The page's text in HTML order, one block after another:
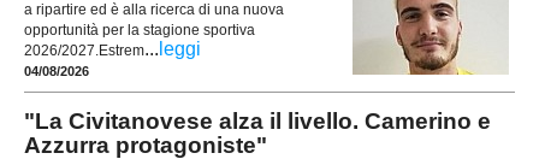
a ripartire ed è alla ricerca di una nuova
opportunità per la stagione sportiva
2026/2027.Estrem... leggi
04/08/2026
"La Civitanovese alza il livello. Camerino e
Azzurra protagoniste"